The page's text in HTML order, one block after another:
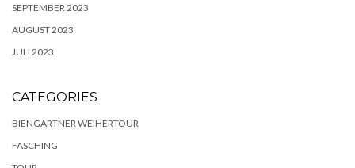
SEPTEMBER 2023
AUGUST 2023
JULI 2023
CATEGORIES
BIENGARTNER WEIHERTOUR
FASCHING